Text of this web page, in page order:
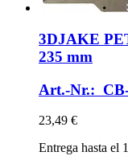
3DJAKE
235 mm
Art.-Nr.:
23,49 €
Entrega hasta el